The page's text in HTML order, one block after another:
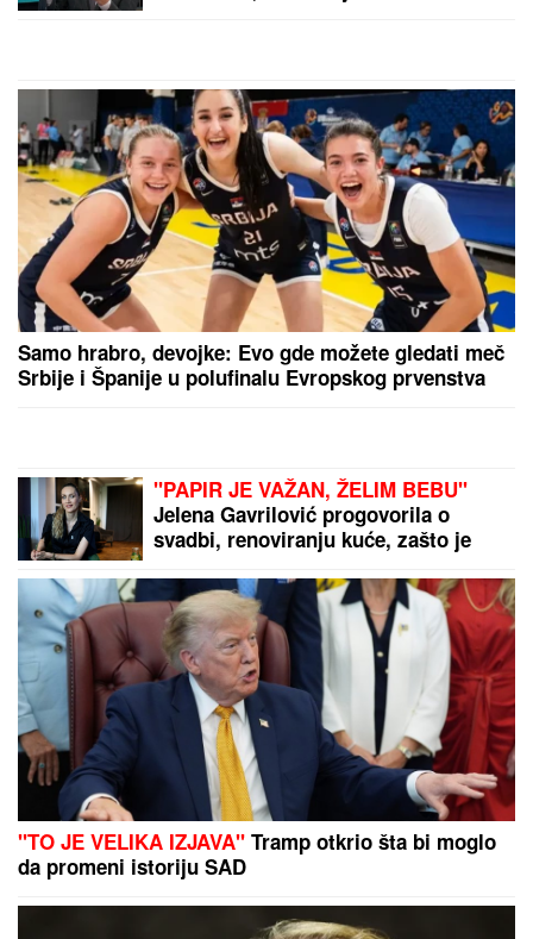
"SVAKO ĆE IMATI PRAVO DA
POGREŠI"Otac Nemanje Gudelja se
oglasio nakon što je postao deda i
otkrio kakvi su odnosi u porodici -
sad je sve jasno
SKINULA SE ANA SEVIĆ Ukrstila
bikini, pa mamila poglede na plaži:
Ovakvu je retko viđamo (Foto)